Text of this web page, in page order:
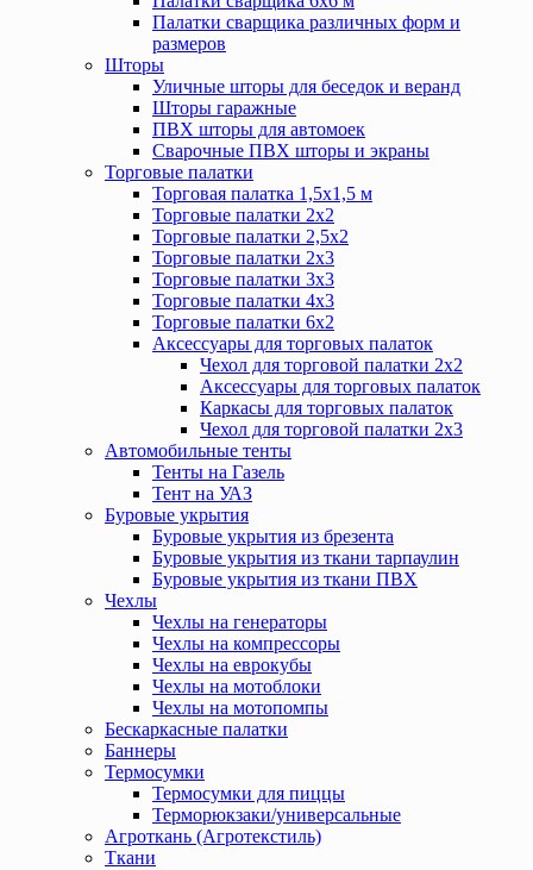
Палатки сварщика различных форм и
размеров
Шторы
Уличные шторы для беседок и веранд
Шторы гаражные
ПВХ шторы для автомоек
Сварочные ПВХ шторы и экраны
Торговые палатки
Торговая палатка 1,5х1,5 м
Торговые палатки 2х2
Торговые палатки 2,5х2
Торговые палатки 2х3
Торговые палатки 3х3
Торговые палатки 4х3
Торговые палатки 6х2
Аксессуары для торговых палаток
Чехол для торговой палатки 2х2
Аксессуары для торговых палаток
Каркасы для торговых палаток
Чехол для торговой палатки 2х3
Автомобильные тенты
Тенты на Газель
Тент на УАЗ
Буровые укрытия
Буровые укрытия из брезента
Буровые укрытия из ткани тарпаулин
Буровые укрытия из ткани ПВХ
Чехлы
Чехлы на генераторы
Чехлы на компрессоры
Чехлы на еврокубы
Чехлы на мотоблоки
Чехлы на мотопомпы
Бескаркасные палатки
Баннеры
Термосумки
Термосумки для пиццы
Терморюкзаки/универсальные
Агроткань (Агротекстиль)
Ткани